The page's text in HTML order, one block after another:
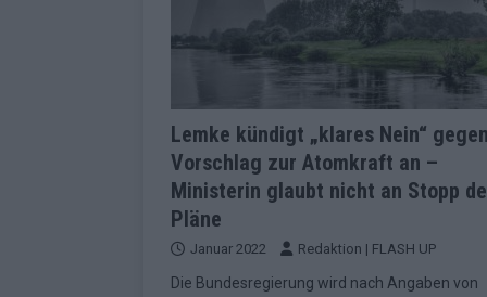
Lemke kündigt „klares Nein“
Vorschlag zur Atomkraft an –
Ministerin glaubt nicht an Stopp
Pläne
Januar 2022 Redaktion | FLASH UP
Die Bundesregierung wird nach Angaben von